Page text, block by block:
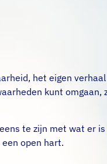
het eigen
kunt omgaan,
te zijn met wat er is
open hart.